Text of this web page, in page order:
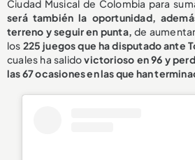
Ciudad Musical de Colombia para
será también la oportunidad,
terreno y seguir en punta, de
los 225 juegos que ha disputado ante
cuales ha salidovictorioso en 96 y
las 67 ocasiones en las que han